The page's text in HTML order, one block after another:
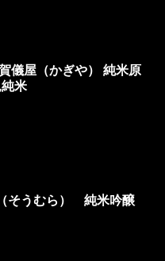
儀屋（かぎや） 純米原
米
そうむら） 純米吟醸